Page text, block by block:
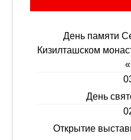
День памяти
Кизилташском
День
Открытие